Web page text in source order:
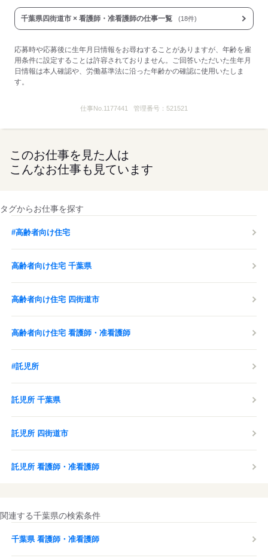
千葉県四街道市 × 看護師・准看護師の仕事一覧 (18件)
応募時や応募後に生年月日情報をお尋ねすることがありますが、年齢を雇
用条件に設定することは許容されておりません。ご回答いただいた生年月
日情報は本人確認や、労働基準法に沿った年齢かの確認に使用いたしま
す。
仕事No. 1177441 管理番号：521521
このお仕事を見た人は
こんなお仕事も見ています
タグからお仕事を探す
#高齢者向け住宅
高齢者向け住宅 千葉県
高齢者向け住宅 四街道市
高齢者向け住宅 看護師・准看護師
#託児所
託児所 千葉県
託児所 四街道市
託児所 看護師・准看護師
関連する千葉県の検索条件
千葉県 看護師・准看護師